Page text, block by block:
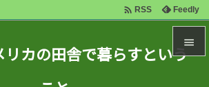

 RSS Feedly
リカの田舎で暮らすという